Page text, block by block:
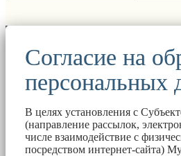
Согласие на
персональных
В целях установления с
(направление рассылок,
числе взаимодействие с
посредством интернет-сайта)